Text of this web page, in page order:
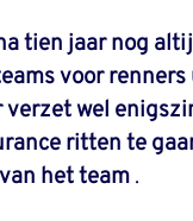
tien jaar nog
voor
wel
ritten te
het team .